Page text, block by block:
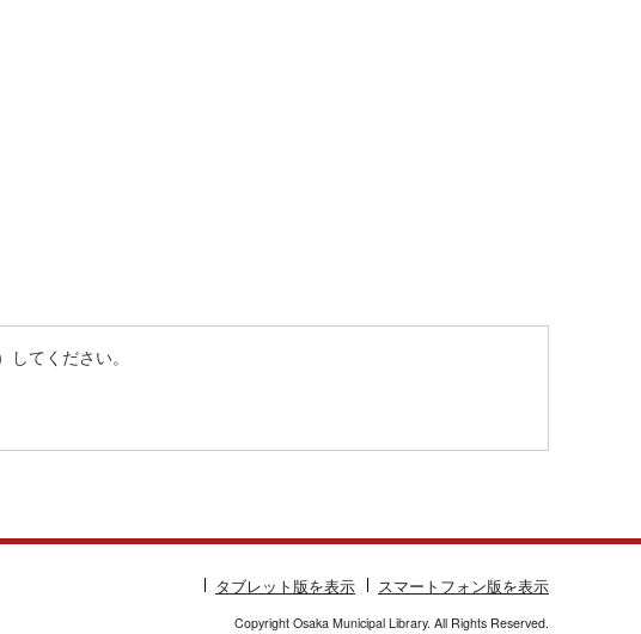
てください。
タブレット版を表示 スマートフォン版を表示
Copyright Osaka Municipal Library. All Rights Reserved.